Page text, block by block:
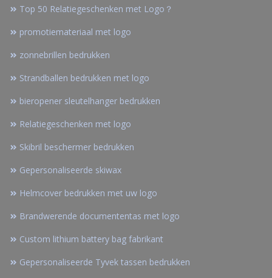
Top 50 Relatiegeschenken met Logo？
promotiemateriaal met logo
zonnebrillen bedrukken
Strandballen bedrukken met logo
bieropener sleutelhanger bedrukken
Relatiegeschenken met logo
Skibril beschermer bedrukken
Gepersonaliseerde skiwax
Helmcover bedrukken met uw logo
Brandwerende documententas met logo
Custom lithium battery bag fabrikant
Gepersonaliseerde Tyvek tassen bedrukken